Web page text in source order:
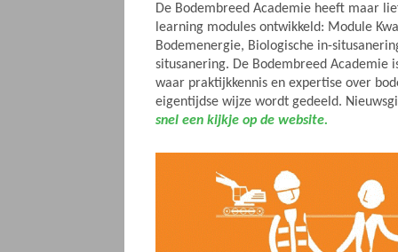
De Bodembreed Academie heeft maar
learning modules ontwikkeld: Module
Bodemenergie, Biologische in-
situsanering. De Bodembreed Academie
waar praktijkkennis en expertise over
eigentijdse wijze wordt gedeeld.
snel een kijkje op de website.